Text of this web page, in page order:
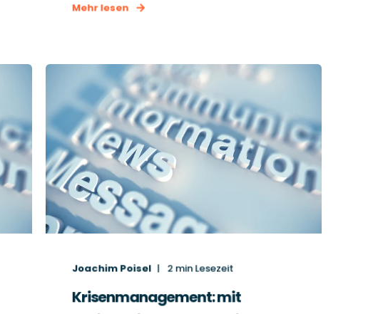
Mehr lesen
Joachim Poisel 2min Lesezeit
Krisenmanagement: mit